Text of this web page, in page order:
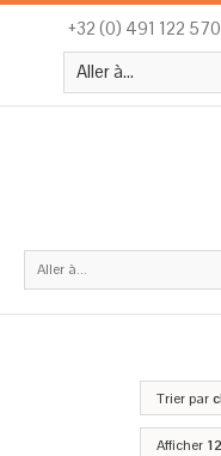
+32 (0) 491 122 570
Aller à...
Aller à...
Trier par
Afficher